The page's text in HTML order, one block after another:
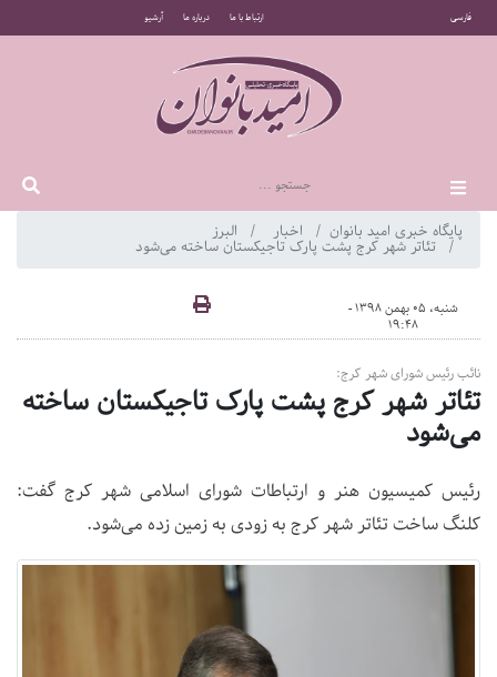
فارسی ارتباط با ما درباره ما آرشیو
پایگاه خبری امید بانوان اخبار البرز
تئاتر شهر کرج پشت پارک تاجیکستان ساخته می‌شود
شنبه، 05 بهمن 1398 -
19:48
نائب رئیس شورای شهر کرج:
تئاتر شهر کرج پشت پارک تاجیکستان ساخته
می‌شود
رئیس کمیسیون هنر و ارتباطات شورای اسلامی شهر کرج گفت:
کلنگ ساخت تئاتر شهر کرج به زودی به زمین زده می‌شود.